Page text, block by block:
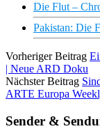
Die Flut –
Pakistan: Die
Vorheriger Beitrag
| Neue ARD Doku
Nächster Beitrag
ARTE Europa
Sender &